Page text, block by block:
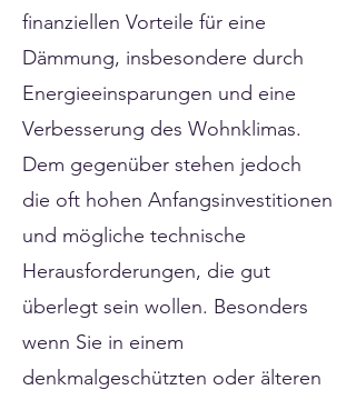
finanziellen Vorteile für eine
Dämmung, insbesondere durch
Energieeinsparungen und eine
Verbesserung des Wohnklimas.
Dem gegenüber stehen jedoch
die oft hohen Anfangsinvestitionen
und mögliche technische
Herausforderungen, die gut
überlegt sein wollen. Besonders
wenn Sie in einem
denkmalgeschützten oder älteren